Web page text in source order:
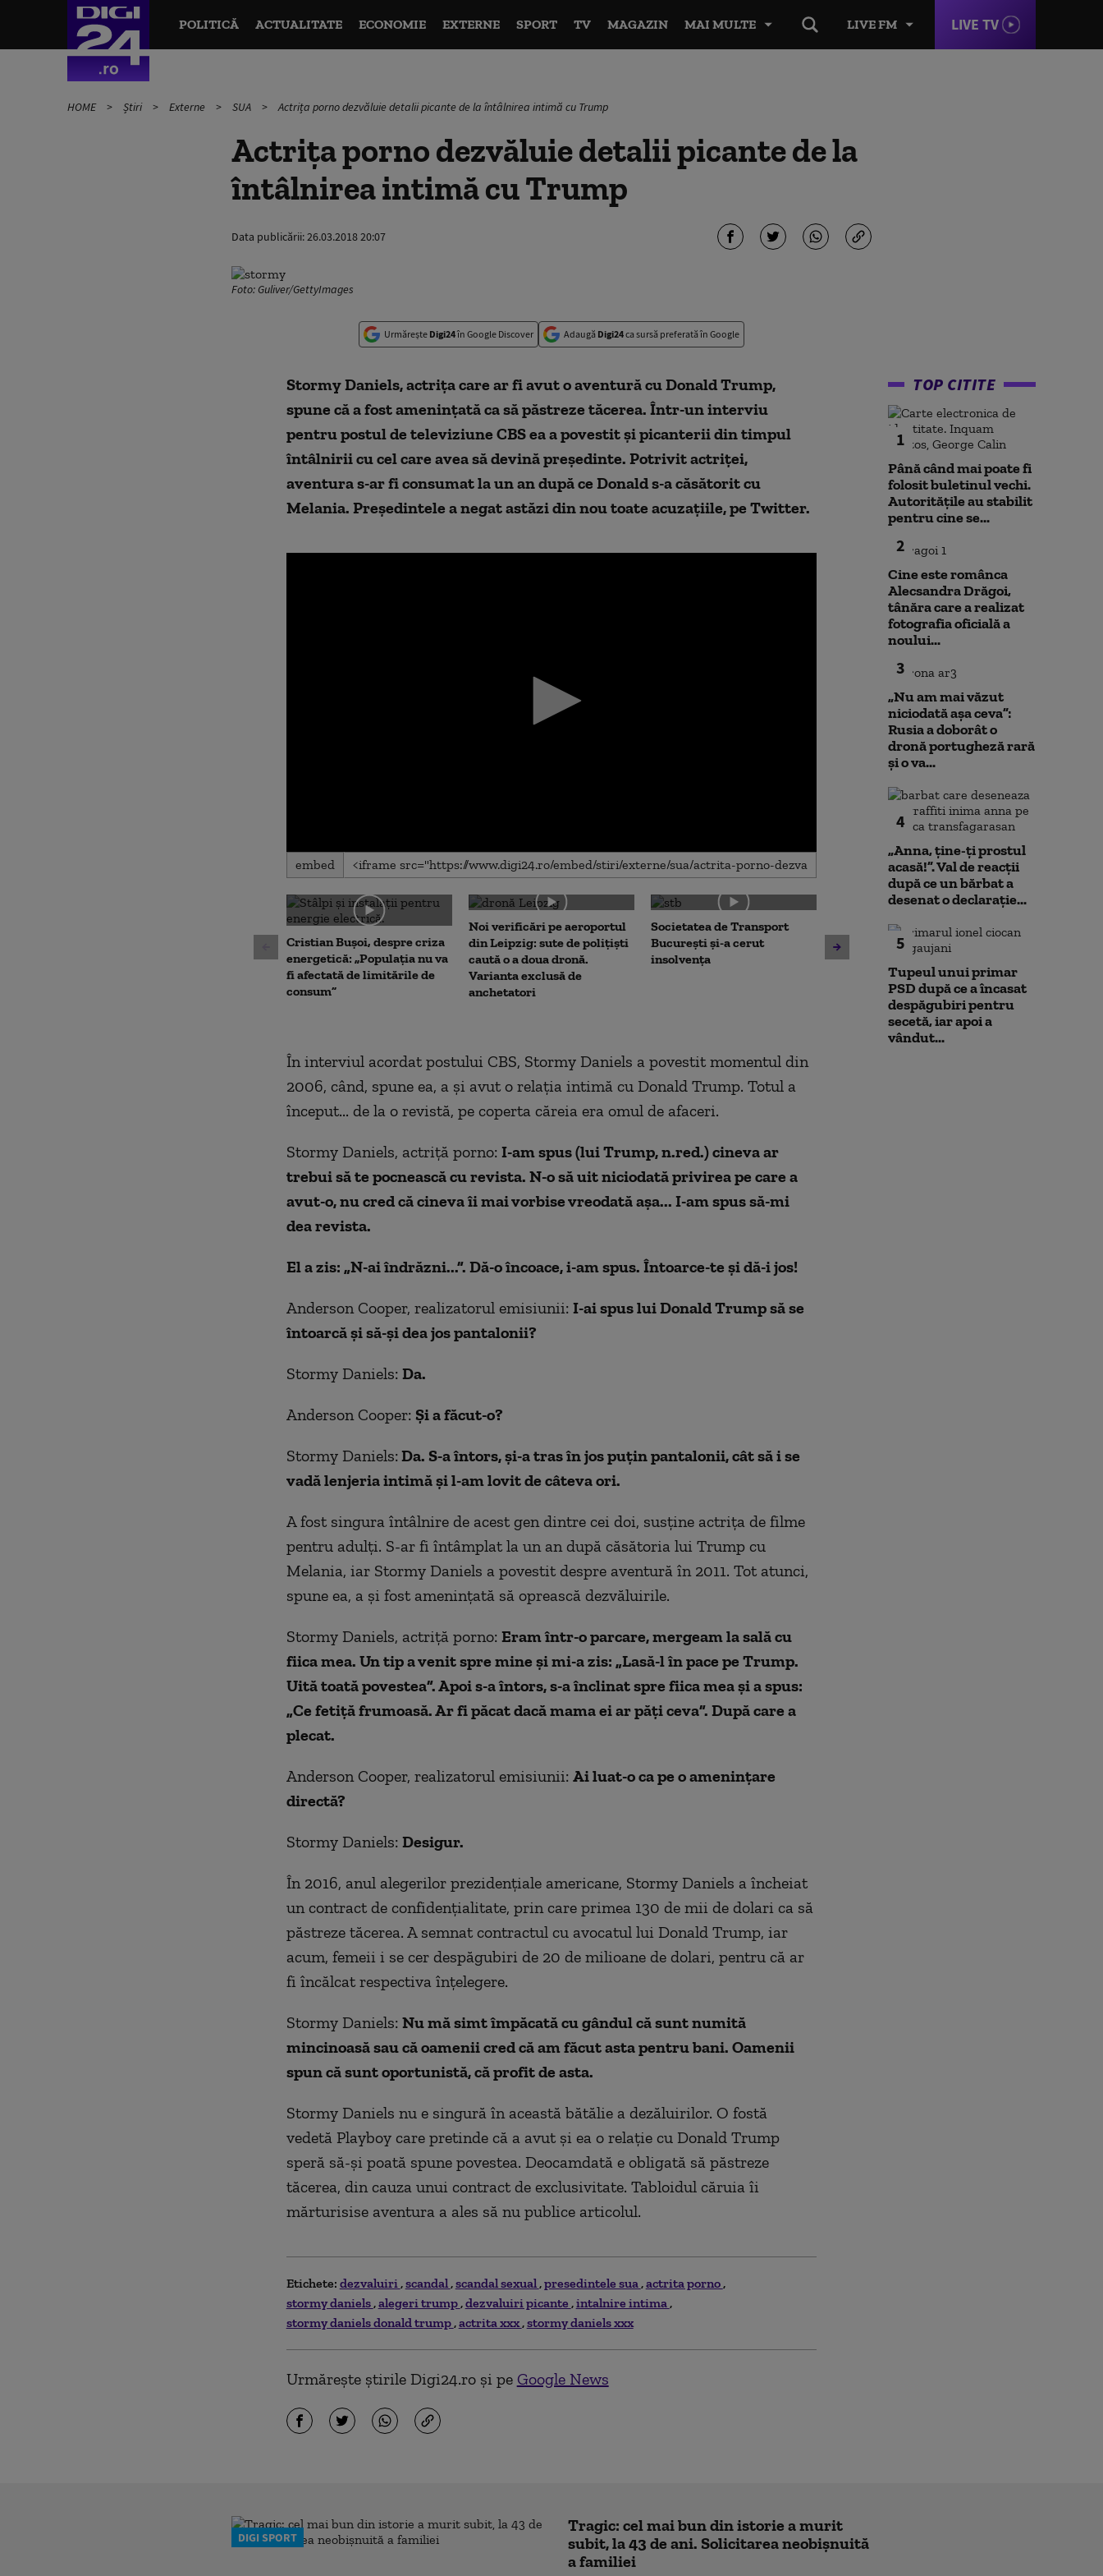
LIVE FM LIVE TV
POLITICĂ ACTUALITATE ECONOMIE EXTERNE SPORT TV MAGAZIN MAI MULTE
HOME Știri Externe SUA Actrița porno dezvăluie detalii picante de la întâlnirea intimă cu Trump
Actrița porno dezvăluie detalii picante de la
întâlnirea intimă cu Trump
Data publicării:26.03.2018 20:07
Foto: Guliver/GettyImages
Urmărește Digi24în Google Discover Adaugă Digi24ca sursă preferată în Google
Stormy Daniels, actriţa care ar fi avut o aventură cu Donald Trump,
spune că a fost amenințată ca să păstreze tăcerea. Într-un interviu
pentru postul de televiziune CBS ea a povestit şi picanterii din timpul
întâlnirii cu cel care avea să devină preşedinte. Potrivit actriţei,
aventura s-ar fi consumat la un an după ce Donald s-a căsătorit cu
Melania. Preşedintele a negat astăzi din nou toate acuzaţiile, pe Twitter.
0
seconds
0
seconds Volume
90%
embed
Cristian Bușoi, despre criza
energetică: „Populația nu va
fi afectată de limitările de
consum”
Noi verificări pe aeroportul
din Leipzig: sute de polițiști
caută o a doua dronă.
Varianta exclusă de
anchetatori
Societatea de Transport
București și-a cerut
insolvența
Avertisment de la Bruxelles
după scandalul centralelor
pe cărbune: „Blocarea
angajamentelor din PNRR
poate avea consecințe
financiare”
Nu poți
fără să oferi și
În interviul acordat postului CBS, Stormy Daniels a povestit momentul din
2006, când, spune ea, a şi avut o relaţia intimă cu Donald Trump. Totul a
început... de la o revistă, pe coperta căreia era omul de afaceri.
Stormy Daniels, actriţă porno: I-am spus (lui Trump, n.red.) cineva ar
trebui să te pocnească cu revista. N-o să uit niciodată privirea pe care a
avut-o, nu cred că cineva îi mai vorbise vreodată aşa... I-am spus să-mi
dea revista.
El a zis: „N-ai îndrăzni...”. Dă-o încoace, i-am spus. Întoarce-te şi dă-i jos!
Anderson Cooper, realizatorul emisiunii: I-ai spus lui Donald Trump să se
întoarcă şi să-şi dea jos pantalonii?
Stormy Daniels: Da.
Anderson Cooper: Şi a făcut-o?
Stormy Daniels: Da. S-a întors, şi-a tras în jos puţin pantalonii, cât să i se
vadă lenjeria intimă şi l-am lovit de câteva ori.
A fost singura întâlnire de acest gen dintre cei doi, susţine actriţa de filme
pentru adulţi. S-ar fi întâmplat la un an după căsătoria lui Trump cu
Melania, iar Stormy Daniels a povestit despre aventură în 2011. Tot atunci,
spune ea, a şi fost ameninţată să oprească dezvăluirile.
Stormy Daniels, actriţă porno: Eram într-o parcare, mergeam la sală cu
fiica mea. Un tip a venit spre mine şi mi-a zis: „Lasă-l în pace pe Trump.
Uită toată povestea”. Apoi s-a întors, s-a înclinat spre fiica mea şi a spus:
„Ce fetiţă frumoasă. Ar fi păcat dacă mama ei ar păţi ceva”. După care a
plecat.
Anderson Cooper, realizatorul emisiunii: Ai luat-o ca pe o ameninţare
directă?
Stormy Daniels: Desigur.
În 2016, anul alegerilor prezidenţiale americane, Stormy Daniels a încheiat
un contract de confidenţialitate, prin care primea 130 de mii de dolari ca să
păstreze tăcerea. A semnat contractul cu avocatul lui Donald Trump, iar
acum, femeii i se cer despăgubiri de 20 de milioane de dolari, pentru că ar
fi încălcat respectiva înţelegere.
Stormy Daniels: Nu mă simt împăcată cu gândul că sunt numită
mincinoasă sau că oamenii cred că am făcut asta pentru bani. Oamenii
spun că sunt oportunistă, că profit de asta.
Stormy Daniels nu e singură în această bătălie a dezăluirilor. O fostă
vedetă Playboy care pretinde că a avut şi ea o relaţie cu Donald Trump
speră să-şi poată spune povestea. Deocamdată e obligată să păstreze
tăcerea, din cauza unui contract de exclusivitate. Tabloidul căruia îi
mărturisise aventura a ales să nu publice articolul.
Etichete: dezvaluiri scandal scandal sexual presedintele sua actrita porno
stormy daniels alegeri trump dezvaluiri picante intalnire intima
stormy daniels donald trump actrita xxx stormy daniels xxx
Urmărește știrile Digi24.ro și pe Google News
TOP CITITE
1
Până când mai poate fi
folosit buletinul vechi.
Autoritățile au stabilit
pentru cine se...
2
Cine este românca
Alecsandra Drăgoi,
tânăra care a realizat
fotografia oficială a
noului...
3
„Nu am mai văzut
niciodată așa ceva”:
Rusia a doborât o
dronă portugheză rară
și o va...
4
„Anna, ţine-ţi prostul
acasă!”. Val de reacții
după ce un bărbat a
desenat o declarație...
5
Tupeul unui primar
PSD după ce a încasat
despăgubiri pentru
secetă, iar apoi a
vândut...
DIGI SPORT
Tragic: cel mai bun din istorie a murit
subit, la 43 de ani. Solicitarea neobișnuită
a familiei